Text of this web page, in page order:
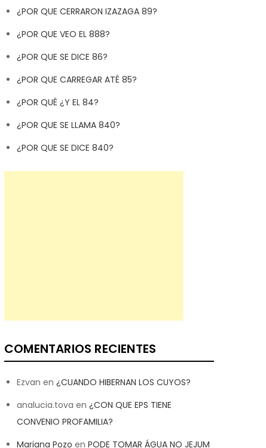
¿POR QUE CERRARON IZAZAGA 89?
¿POR QUE VEO EL 888?
¿POR QUE SE DICE 86?
¿POR QUE CARREGAR ATÉ 85?
¿POR QUÉ ¿Y EL 84?
¿POR QUE SE LLAMA 840?
¿POR QUE SE DICE 840?
COMENTARIOS RECIENTES
Ezvan en ¿CUANDO HIBERNAN LOS CUYOS?
analucia.tova en ¿CON QUE EPS TIENE
CONVENIO PROFAMILIA?
Mariana Pozo en PODE TOMAR ÁGUA NO JEJUM